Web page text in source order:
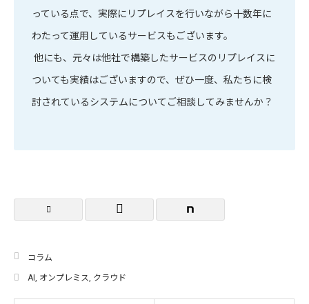
っている点で、実際にリプレイスを行いながら十数年に
わたって運用しているサービスもございます。
他にも、元々は他社で構築したサービスのリプレイスに
ついても実績はございますので、ぜひ一度、私たちに検
討されているシステムについてご相談してみませんか？
コラム
AI , オンプレミス, クラウド